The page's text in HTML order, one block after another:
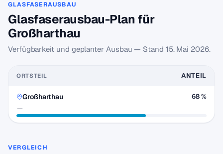
GLASFASERAUSBAU
Glasfaserausbau-Plan für
Großharthau
Verfügbarkeit und geplanter Ausbau — Stand 15. Mai 2026.
ORTSTEIL ANTEIL
Großharthau
—
68 %
VERGLEICH